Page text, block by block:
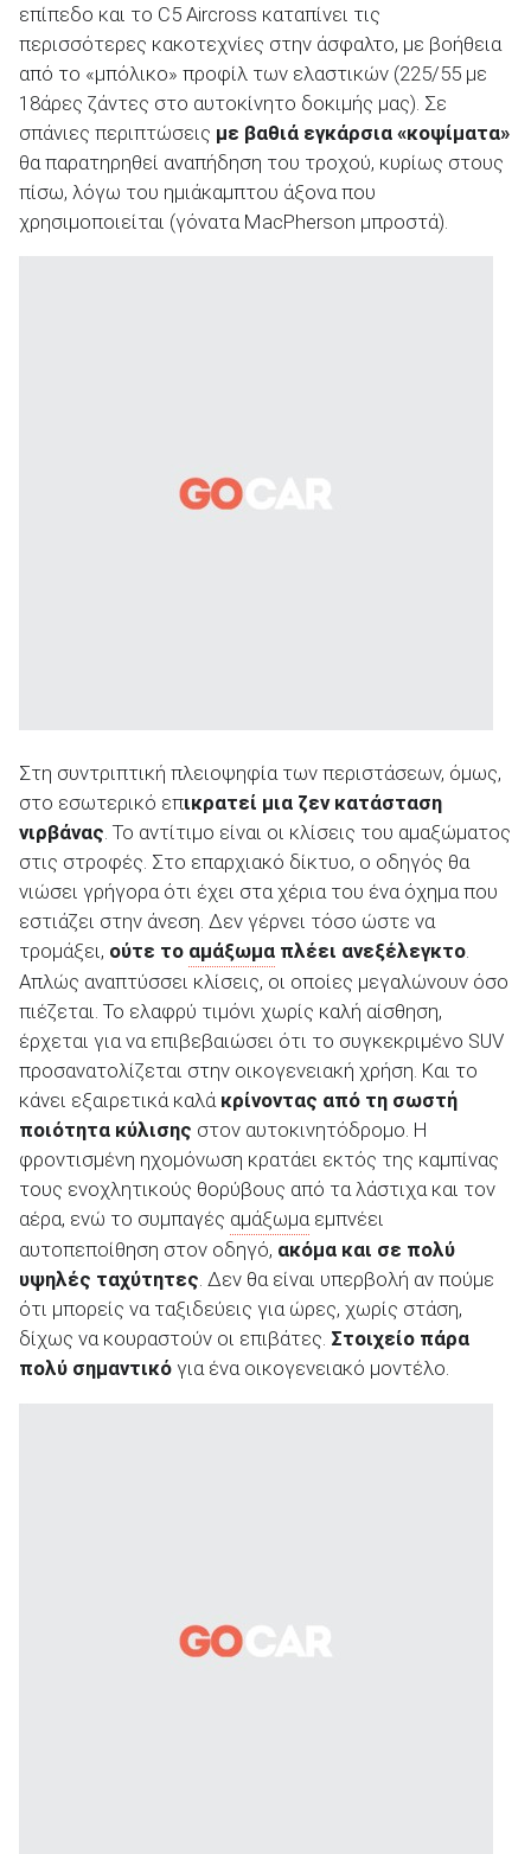
επίπεδο και το C5 Aircross καταπίνει τις
περισσότερες κακοτεχνίες στην άσφαλτο, με βοήθεια
από το «μπόλικο» προφίλ των ελαστικών (225/55 με
18άρες ζάντες στο αυτοκίνητο δοκιμής μας). Σε
σπάνιες περιπτώσεις με βαθιά εγκάρσια «κοψίματα»
θα παρατηρηθεί αναπήδηση του τροχού, κυρίως στους
πίσω, λόγω του ημιάκαμπτου άξονα που
χρησιμοποιείται (γόνατα MacPherson μπροστά).
Στη συντριπτική πλειοψηφία των περιστάσεων, όμως,
στο εσωτερικό επικρατεί μια ζεν κατάσταση
νιρβάνας. Το αντίτιμο είναι οι κλίσεις του αμαξώματος
στις στροφές. Στο επαρχιακό δίκτυο, ο οδηγός θα
νιώσει γρήγορα ότι έχει στα χέρια του ένα όχημα που
εστιάζει στην άνεση. Δεν γέρνει τόσο ώστε να
τρομάξει, ούτε το αμάξωμα πλέει ανεξέλεγκτο.
Απλώς αναπτύσσει κλίσεις, οι οποίες μεγαλώνουν όσο
πιέζεται. Το ελαφρύ τιμόνι χωρίς καλή αίσθηση,
έρχεται για να επιβεβαιώσει ότι το συγκεκριμένο SUV
προσανατολίζεται στην οικογενειακή χρήση. Και το
κάνει εξαιρετικά καλά κρίνοντας από τη σωστή
ποιότητα κύλισης στον αυτοκινητόδρομο. Η
φροντισμένη ηχομόνωση κρατάει εκτός της καμπίνας
τους ενοχλητικούς θορύβους από τα λάστιχα και τον
αέρα, ενώ το συμπαγές αμάξωμαεμπνέει
αυτοπεποίθηση στον οδηγό, ακόμα και σε πολύ
υψηλές ταχύτητες. Δεν θα είναι υπερβολή αν πούμε
ότι μπορείς να ταξιδεύεις για ώρες, χωρίς στάση,
δίχως να κουραστούν οι επιβάτες. Στοιχείο πάρα
πολύ σημαντικό για ένα οικογενειακό μοντέλο.